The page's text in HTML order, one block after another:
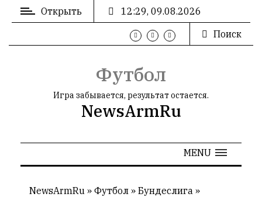
ВХОД
РЕКЛАМА
Открыть
12:29, 09.08.2026
Поиск
Футбол
Игра забывается, результат остается.
NewsArmRu
MENU
NewsArmRu » Футбол » Бундеслига »